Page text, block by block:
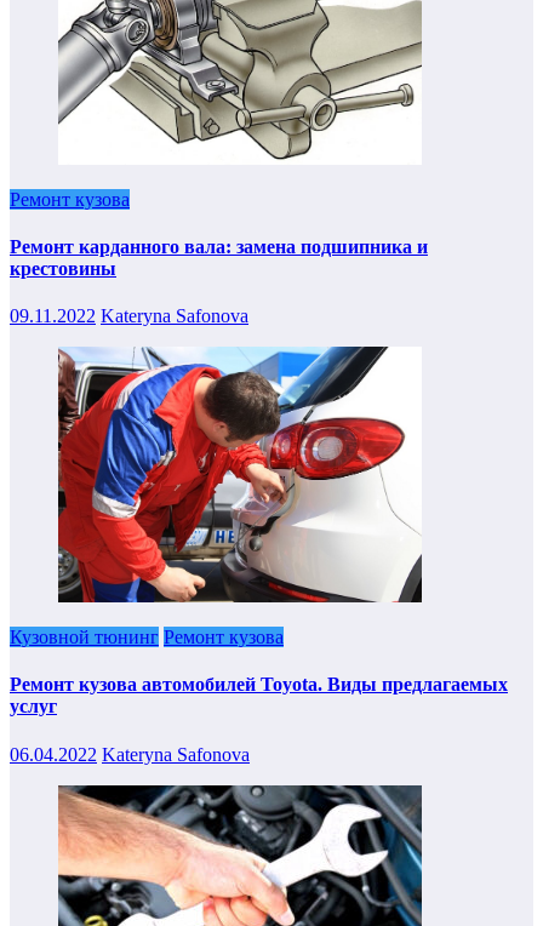
Ремонт кузова
Ремонт карданного вала: замена подшипника и
крестовины
09.11.2022 Kateryna Safonova
Кузовной тюнинг Ремонт кузова
Ремонт кузова автомобилей Toyota. Виды предлагаемых
услуг
06.04.2022 Kateryna Safonova